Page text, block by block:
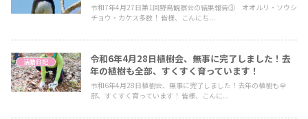
令和7年4月27日第1回野鳥観察会の結果報告③ オオルリ・ソウシ
チョウ・カケス多数！ 皆様、こんにち...
活動日記
令和6年4月28日植樹会、無事に完了しました！去
年の植樹も全部、すくすく育っています！
令和6年4月28日植樹会、無事に完了しました！去年の植樹も全
部、すくすく育っています！ 皆様、こんに...